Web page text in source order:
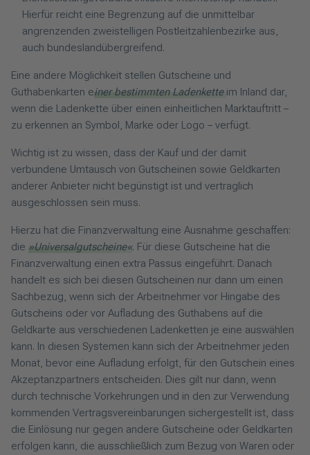
Hierfür reicht eine Begrenzung auf die unmittelbar
angrenzenden zweistelligen Postleitzahlenbezirke aus,
auch bundeslandübergreifend.
Eine andere Möglichkeit stellen Gutscheine und
Guthabenkarten einer bestimmten Ladenkette im Inland dar,
wenn die Ladenkette über einen einheitlichen Marktauftritt –
zu erkennen an Symbol, Marke oder Logo – verfügt.
Wichtig ist zu wissen, dass der Kauf und der damit
verbundene Umtausch von Gutscheinen sowie Geldkarten
anderer Anbieter nicht begünstigt ist und vertraglich
ausgeschlossen sein muss.
Hierzu hat die Finanzverwaltung eine Ausnahme geschaffen:
die »Universalgutscheine«. Für diese Gutscheine hat die
Finanzverwaltung einen extra Passus eingeführt. Danach
handelt es sich bei diesen Gutscheinen nur dann um einen
Sachbezug, wenn sich der Arbeitnehmer vor Hingabe des
Gutscheins oder vor Aufladung des Guthabens auf die
Geldkarte aus verschiedenen Ladenketten je eine auswählen
kann. In diesen Systemen kann sich der Arbeitnehmer jeden
Monat, bevor eine Aufladung erfolgt, für den Gutschein eines
Akzeptanzpartners entscheiden. Dies gilt nur dann, wenn
durch technische Vorkehrungen und in den zur Verwendung
kommenden Vertragsvereinbarungen sichergestellt ist, dass
die Einlösung nur gegen andere Gutscheine oder Geldkarten
erfolgen kann, die ausschließlich zum Bezug von Waren oder